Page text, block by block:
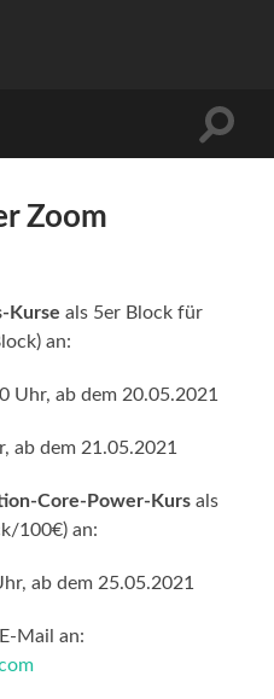
Zoom
Kurse als 5er Block für
an:
Uhr, ab dem 20.05.2021
ab dem 21.05.2021
Core-Power-Kurs als
100€) an:
ab dem 25.05.2021
Mail an: